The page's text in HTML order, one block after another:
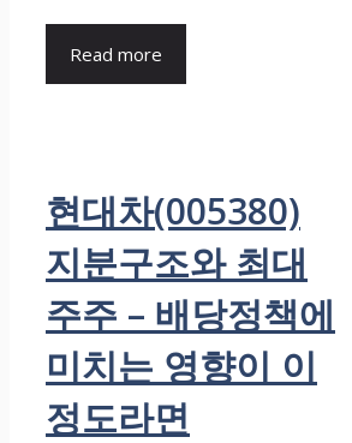
Read more
현대차(005380)
지분구조와 최대
주주 – 배당정책에
미치는 영향이 이
정도라면